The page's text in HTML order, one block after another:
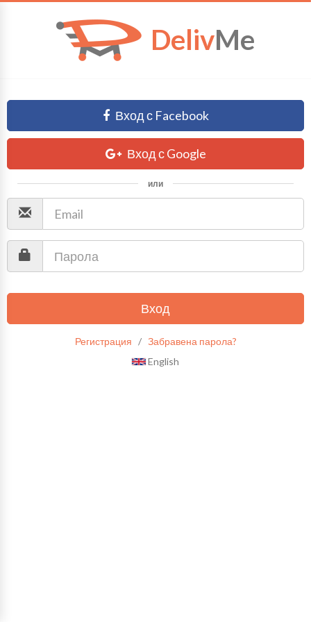
DelivMe
Вход с Facebook
Вход с Google
или
Вход
Регистрация / Забравена парола?
English